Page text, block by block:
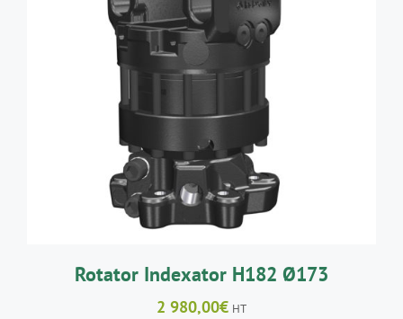
AJOUTER AU PANIER /
Rotator Indexator H182 Ø173
2 980,00€ HT